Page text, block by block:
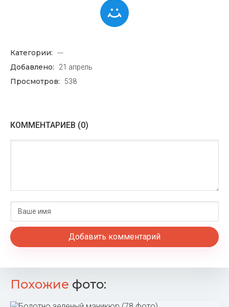
Категории: ---
Добавлено: 21 апрель
Просмотров: 538
КОММЕНТАРИЕВ (0)
Добавить комментарий
Похожие фото: